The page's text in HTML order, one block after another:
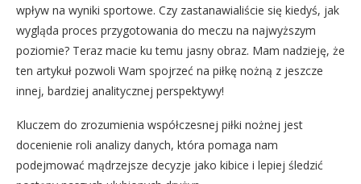
wpływ na wyniki sportowe. Czy zastanawialiście się kiedyś, jak
wygląda proces przygotowania do meczu na najwyższym
poziomie? Teraz macie ku temu jasny obraz. Mam nadzieję, że
ten artykuł pozwoli Wam spojrzeć na piłkę nożną z jeszcze
innej, bardziej analitycznej perspektywy!
Kluczem do zrozumienia współczesnej piłki nożnej jest
docenienie roli analizy danych, która pomaga nam
podejmować mądrzejsze decyzje jako kibice i lepiej śledzić